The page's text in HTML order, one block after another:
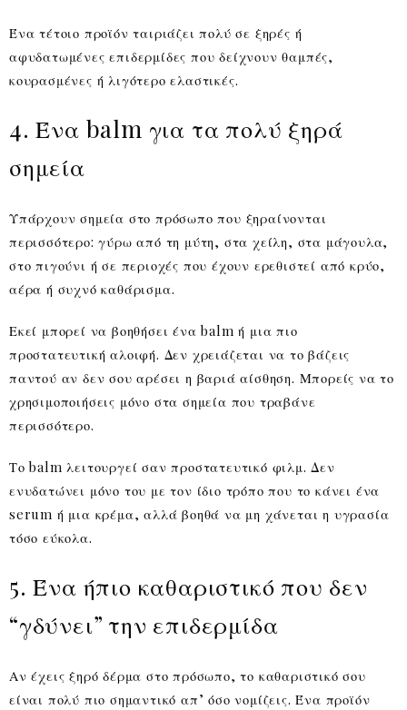
Ένα τέτοιο προϊόν ταιριάζει πολύ σε ξηρές ή
αφυδατωμένες επιδερμίδες που δείχνουν θαμπές,
κουρασμένες ή λιγότερο ελαστικές.
4. Ένα balm για τα πολύ ξηρά
σημεία
Υπάρχουν σημεία στο πρόσωπο που ξηραίνονται
περισσότερο: γύρω από τη μύτη, στα χείλη, στα μάγουλα,
στο πιγούνι ή σε περιοχές που έχουν ερεθιστεί από κρύο,
αέρα ή συχνό καθάρισμα.
Εκεί μπορεί να βοηθήσει ένα balm ή μια πιο
προστατευτική αλοιφή. Δεν χρειάζεται να το βάζεις
παντού αν δεν σου αρέσει η βαριά αίσθηση. Μπορείς να το
χρησιμοποιήσεις μόνο στα σημεία που τραβάνε
περισσότερο.
Το balm λειτουργεί σαν προστατευτικό φιλμ. Δεν
ενυδατώνει μόνο του με τον ίδιο τρόπο που το κάνει ένα
serum ή μια κρέμα, αλλά βοηθά να μη χάνεται η υγρασία
τόσο εύκολα.
5. Ένα ήπιο καθαριστικό που δεν
“γδύνει” την επιδερμίδα
Αν έχεις ξηρό δέρμα στο πρόσωπο, το καθαριστικό σου
είναι πολύ πιο σημαντικό απ’ όσο νομίζεις. Ένα προϊόν